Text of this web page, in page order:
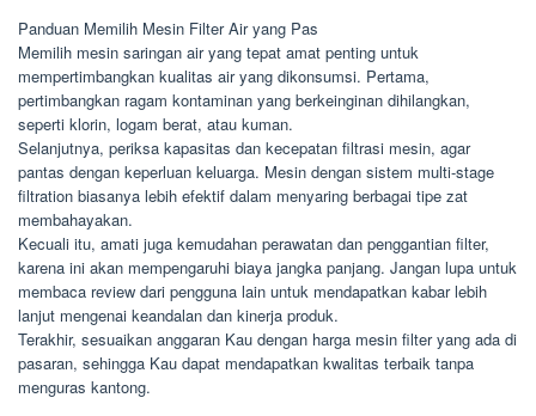
Panduan Memilih Mesin Filter Air yang Pas
Memilih mesin saringan air yang tepat amat penting untuk
mempertimbangkan kualitas air yang dikonsumsi. Pertama,
pertimbangkan ragam kontaminan yang berkeinginan dihilangkan,
seperti klorin, logam berat, atau kuman.
Selanjutnya, periksa kapasitas dan kecepatan filtrasi mesin, agar
pantas dengan keperluan keluarga. Mesin dengan sistem multi-stage
filtration biasanya lebih efektif dalam menyaring berbagai tipe zat
membahayakan.
Kecuali itu, amati juga kemudahan perawatan dan penggantian filter,
karena ini akan mempengaruhi biaya jangka panjang. Jangan lupa untuk
membaca review dari pengguna lain untuk mendapatkan kabar lebih
lanjut mengenai keandalan dan kinerja produk.
Terakhir, sesuaikan anggaran Kau dengan harga mesin filter yang ada di
pasaran, sehingga Kau dapat mendapatkan kwalitas terbaik tanpa
menguras kantong.